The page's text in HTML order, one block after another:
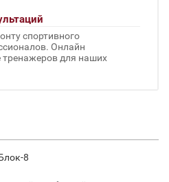
спортивного
Онлайн
тренажеров для наших
8​